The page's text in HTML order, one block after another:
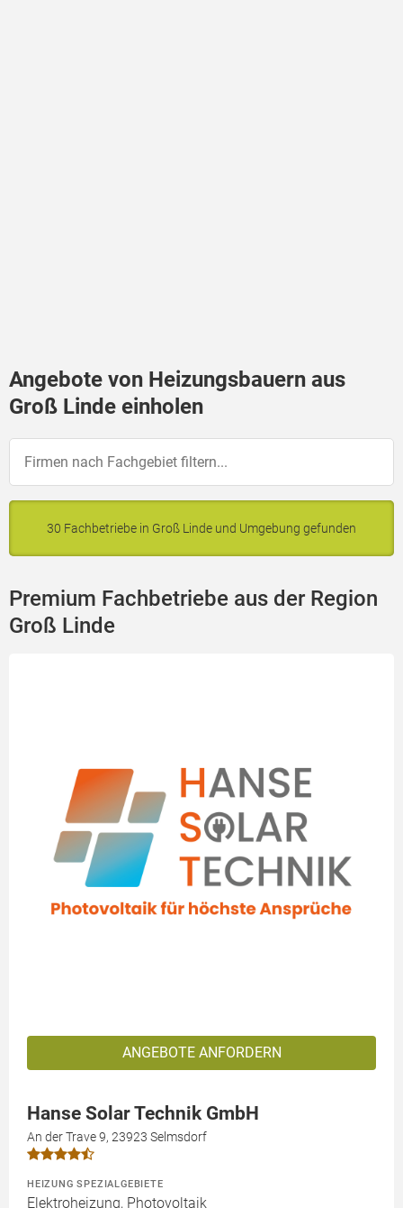
Angebote von Heizungsbauern aus
Groß Linde einholen
30 Fachbetriebe in Groß Linde und Umgebung gefunden
Premium Fachbetriebe aus der Region
Groß Linde
ANGEBOTE ANFORDERN
Hanse Solar Technik GmbH
An der Trave 9, 23923 Selmsdorf
HEIZUNG SPEZIALGEBIETE
Elektroheizung, Photovoltaik